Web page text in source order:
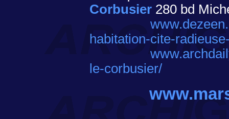
Corbusier 280 bd
habitation-cite-
le-corbusier/